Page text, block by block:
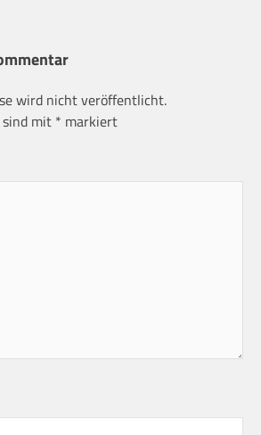
wird nicht veröffentlicht.
mit * markiert